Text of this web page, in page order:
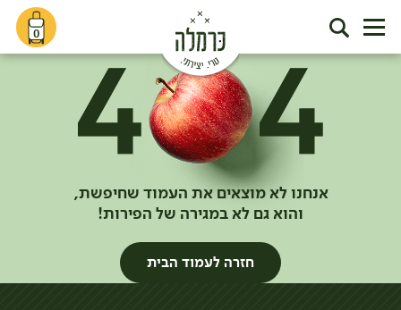
0
אנחנו לא מוצאים את העמוד שחיפשת,
והוא גם לא במגירה של הפירות!
חזרה לעמוד הבית